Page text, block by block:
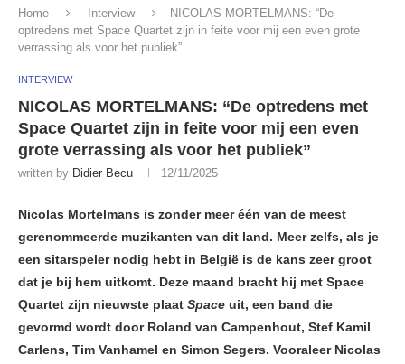
Home Interview
NICOLAS MORTELMANS: “De
optredens met Space Quartet zijn in feite voor mij een even grote
verrassing als voor het publiek”
INTERVIEW
NICOLAS MORTELMANS: “De optredens met
Space Quartet zijn in feite voor mij een even
grote verrassing als voor het publiek”
written by Didier Becu 12/11/2025
Nicolas Mortelmans is zonder meer één van de meest
gerenommeerde muzikanten van dit land. Meer zelfs, als je
een sitarspeler nodig hebt in België is de kans zeer groot
dat je bij hem uitkomt. Deze maand bracht hij met Space
Quartet zijn nieuwste plaat Space uit, een band die
gevormd wordt door Roland van Campenhout, Stef Kamil
Carlens, Tim Vanhamel en Simon Segers. Vooraleer Nicolas